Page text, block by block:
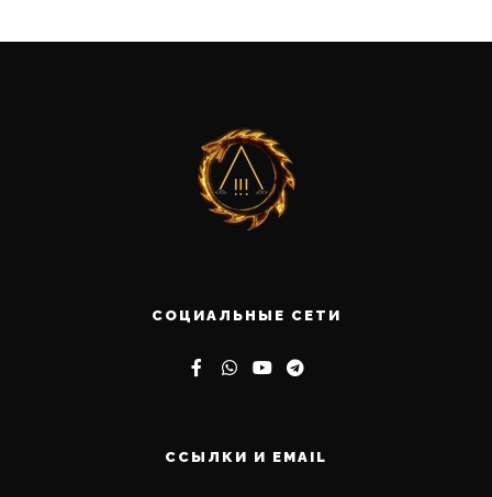
СОЦИАЛЬНЫЕ СЕТИ
ССЫЛКИ И EMAIL